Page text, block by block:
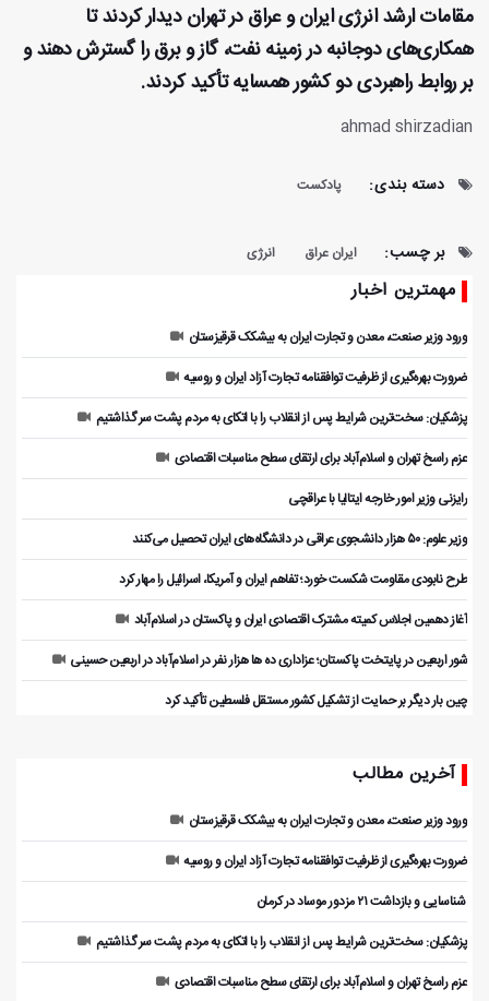
مقامات ارشد انرژی ایران و عراق در تهران دیدار کردند تا
همکاری‌های دوجانبه در زمینه نفت، گاز و برق را گسترش دهند و
بر روابط راهبردی دو کشور همسایه تأکید کردند.
ahmad shirzadian
دسته بندی: پادکست
بر چسب: ایران عراق انرژی
مهمترین اخبار
ورود وزیر صنعت، معدن و تجارت ایران به بیشکک قرقیزستان
ضرورت بهره‌گیری از ظرفیت توافقنامه تجارت آزاد ایران و روسیه
پزشکیان: سخت‌ترین شرایط پس از انقلاب را با اتکای به مردم پشت سر گذاشتیم
عزم راسخ تهران و اسلام‌آباد برای ارتقای سطح مناسبات اقتصادی
رایزنی وزیر امور خارجه ایتالیا با عراقچی
وزیر علوم: ۵۰ هزار دانشجوی عراقی در دانشگاه‌های ایران تحصیل می‌کنند
طرح نابودی مقاومت شکست خورد؛ تفاهم ایران و آمریکا، اسرائیل را مهار کرد
آغاز دهمین اجلاس کمیته مشترک اقتصادی ایران و پاکستان در اسلام‌آباد
شور اربعین در پایتخت پاکستان؛ عزاداری ده ها هزار نفر در اسلام‌آباد در اربعین حسینی
چین بار دیگر بر حمایت از تشکیل کشور مستقل فلسطین تأکید کرد
آخرین مطالب
ورود وزیر صنعت، معدن و تجارت ایران به بیشکک قرقیزستان
ضرورت بهره‌گیری از ظرفیت توافقنامه تجارت آزاد ایران و روسیه
️ شناسایی و بازداشت ۲۱ مزدور موساد در کرمان
پزشکیان: سخت‌ترین شرایط پس از انقلاب را با اتکای به مردم پشت سر گذاشتیم
عزم راسخ تهران و اسلام‌آباد برای ارتقای سطح مناسبات اقتصادی